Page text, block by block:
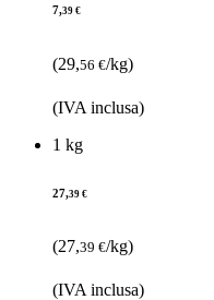
7,39 €
(29,56 €/kg)
(IVA inclusa)
1 kg
27,39 €
(27,39 €/kg)
(IVA inclusa)